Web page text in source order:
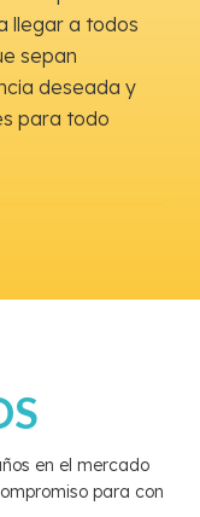
llegar a todos
sepan
deseada y
para todo
en el mercado
para con